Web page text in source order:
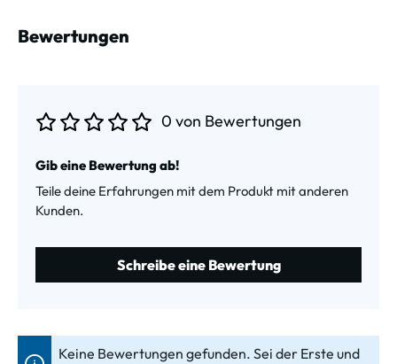
Bewertungen
0 von Bewertungen
Gib eine Bewertung ab!
Teile deine Erfahrungen mit dem Produkt mit anderen
Kunden.
Schreibe eine Bewertung
Keine Bewertungen gefunden. Sei der Erste und